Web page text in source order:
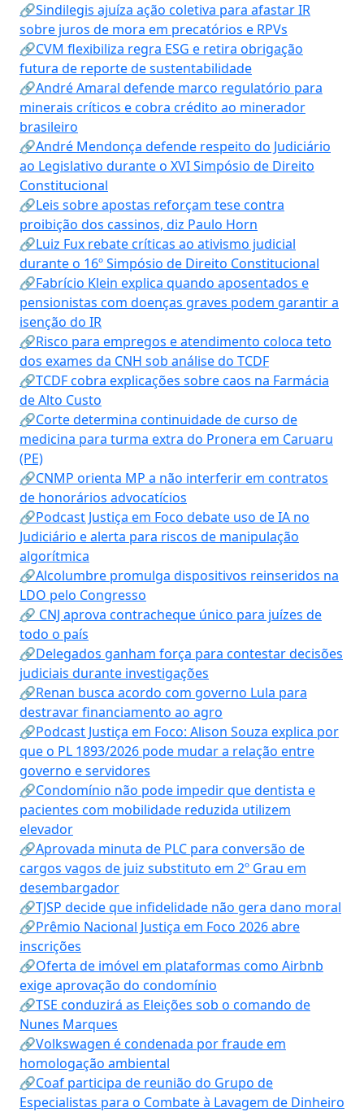
🔗Sindilegis ajuíza ação coletiva para afastar IR
sobre juros de mora em precatórios e RPVs
🔗CVM flexibiliza regra ESG e retira obrigação
futura de reporte de sustentabilidade
🔗André Amaral defende marco regulatório para
minerais críticos e cobra crédito ao minerador
brasileiro
🔗André Mendonça defende respeito do Judiciário
ao Legislativo durante o XVI Simpósio de Direito
Constitucional
🔗Leis sobre apostas reforçam tese contra
proibição dos cassinos, diz Paulo Horn
🔗Luiz Fux rebate críticas ao ativismo judicial
durante o 16º Simpósio de Direito Constitucional
🔗Fabrício Klein explica quando aposentados e
pensionistas com doenças graves podem garantir a
isenção do IR
🔗Risco para empregos e atendimento coloca teto
dos exames da CNH sob análise do TCDF
🔗TCDF cobra explicações sobre caos na Farmácia
de Alto Custo
🔗Corte determina continuidade de curso de
medicina para turma extra do Pronera em Caruaru
(PE)
🔗CNMP orienta MP a não interferir em contratos
de honorários advocatícios
🔗Podcast Justiça em Foco debate uso de IA no
Judiciário e alerta para riscos de manipulação
algorítmica
🔗Alcolumbre promulga dispositivos reinseridos na
LDO pelo Congresso
🔗 CNJ aprova contracheque único para juízes de
todo o país
🔗Delegados ganham força para contestar decisões
judiciais durante investigações
🔗Renan busca acordo com governo Lula para
destravar financiamento ao agro
🔗Podcast Justiça em Foco: Alison Souza explica por
que o PL 1893/2026 pode mudar a relação entre
governo e servidores
🔗Condomínio não pode impedir que dentista e
pacientes com mobilidade reduzida utilizem
elevador
🔗Aprovada minuta de PLC para conversão de
cargos vagos de juiz substituto em 2º Grau em
desembargador
🔗TJSP decide que infidelidade não gera dano moral
🔗Prêmio Nacional Justiça em Foco 2026 abre
inscrições
🔗Oferta de imóvel em plataformas como Airbnb
exige aprovação do condomínio
🔗TSE conduzirá as Eleições sob o comando de
Nunes Marques
🔗Volkswagen é condenada por fraude em
homologação ambiental
🔗Coaf participa de reunião do Grupo de
Especialistas para o Combate à Lavagem de Dinheiro